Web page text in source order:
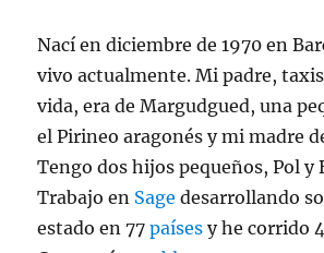
Nací en diciembre de 1970 en
vivo actualmente. Mi padre,
vida, era de Margudgued, una
el Pirineo aragonés y mi madre
Tengo dos hijos pequeños, Pol y
Trabajo en Sage desarrollando
estado en 77países y he corrido